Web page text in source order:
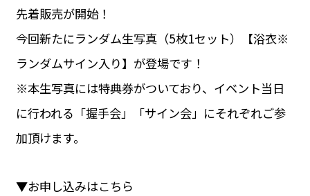
先着販売が開始！
今回新たにランダム生写真（5枚1セット）【浴衣※
ランダムサイン入り】が登場です！
※本生写真には特典券がついており、イベント当日
に行われる「握手会」「サイン会」にそれぞれご参
加頂けます。
▼お申し込みはこちら